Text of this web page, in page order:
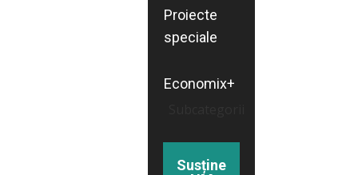
Proiecte
speciale
Economix+
Susține